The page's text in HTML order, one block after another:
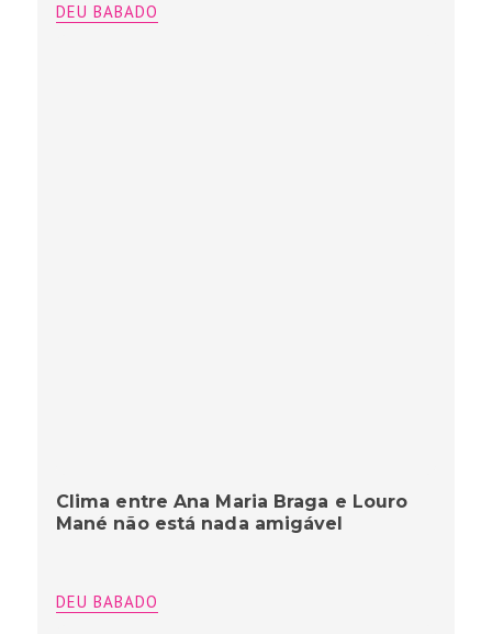
DEU BABADO
Clima entre Ana Maria Braga e Louro
Mané não está nada amigável
DEU BABADO